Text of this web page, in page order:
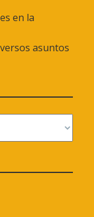
en la
asuntos